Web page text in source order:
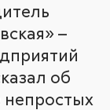
–
об
непростых